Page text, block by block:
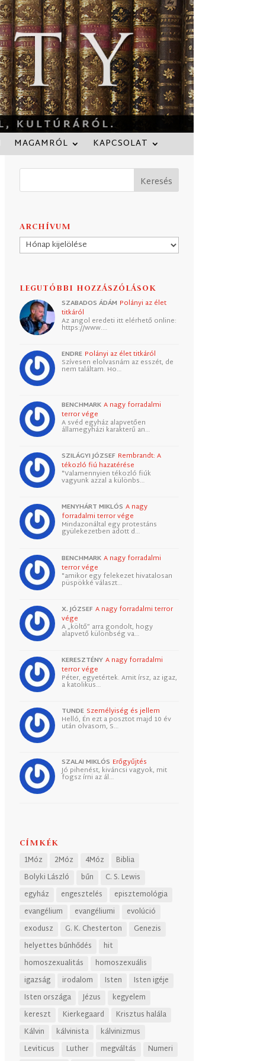
MAGAMRÓL KAPCSOLAT
ARCHÍVUM
Archívum
LEGUTÓBBI HOZZÁSZÓLÁSOK
SZABADOS ÁDÁM Polányi az élet
titkáról
Az angol eredeti itt elérhető online:
https://www.…
ENDRE Polányi az élet titkáról
Szívesen elolvasnám az esszét, de
nem találtam. Ho…
BENCHMARK A nagy forradalmi
terror vége
A svéd egyház alapvetően
államegyházi karakterű an…
SZILÁGYI JÓZSEF Rembrandt: A
tékozló fiú hazatérése
"Valamennyien tékozló fiúk
vagyunk azzal a különbs…
MENYHÁRT MIKLÓS A nagy
forradalmi terror vége
Mindazonáltal egy protestáns
gyülekezetben adott d…
BENCHMARK A nagy forradalmi
terror vége
"amikor egy felekezet hivatalosan
püspökké választ…
X. JÓZSEF A nagy forradalmi terror
vége
A „költő” arra gondolt, hogy
alapvető különbség va…
KERESZTÉNY A nagy forradalmi
terror vége
Péter, egyetértek. Amit írsz, az igaz,
a katolikus…
TUNDE Személyiség és jellem
Helló, Én ezt a posztot majd 10 év
után olvasom, S…
SZALAI MIKLÓS Erőgyűjtés
Jó pihenést, kiváncsi vagyok, mit
fogsz írni az ál…
CÍMKÉK
1Móz 2Móz 4Móz
Biblia
Bolyki László
bűn
C. S. Lewis
egyház
engesztelés
episztemológia
evangélium
evangéliumi
evolúció
exodusz
G. K. Chesterton
Genezis
helyettes bűnhődés
hit
homoszexualitás
homoszexuális
igazság
irodalom Isten
Isten igéje
Isten országa
Jézus
kegyelem
kereszt
Kierkegaard
Krisztus halála
Kálvin
kálvinista
kálvinizmus
Leviticus
Luther megváltás
Numeri